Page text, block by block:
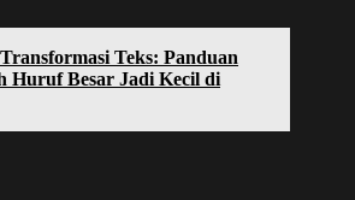
Teks: Panduan
Huruf Besar Jadi Kecil di